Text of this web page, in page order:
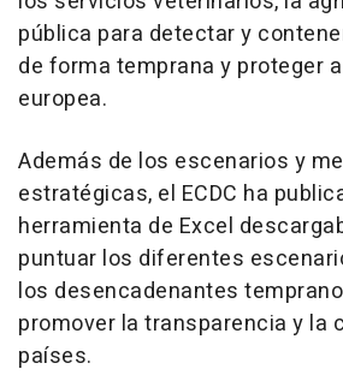
pública para detectar y
de forma temprana y proteger
europea.
Además de los escenarios y
estratégicas, el ECDC ha
herramienta de Excel
puntuar los diferentes
los desencadenantes
promover la transparencia y la
países.